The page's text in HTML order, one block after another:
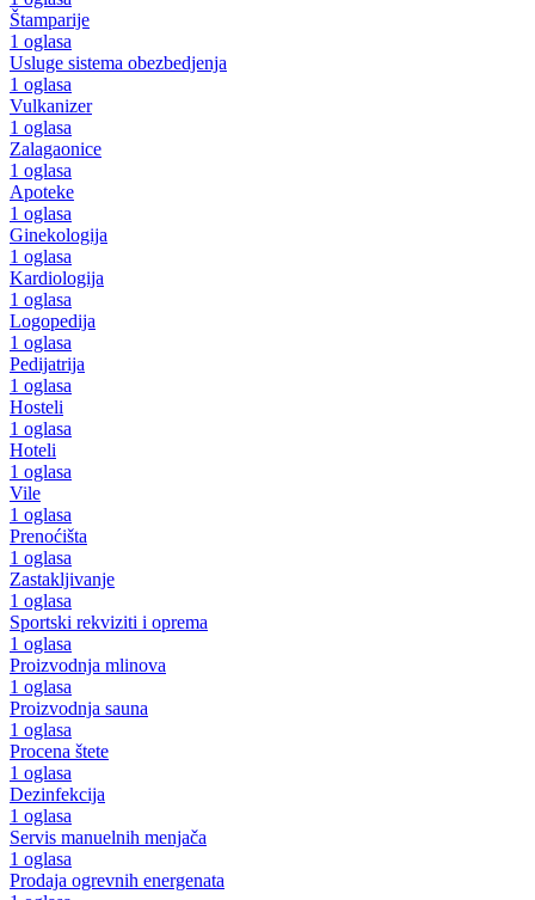
Štamparije
1 oglasa
Usluge sistema obezbedjenja
1 oglasa
Vulkanizer
1 oglasa
Zalagaonice
1 oglasa
Apoteke
1 oglasa
Ginekologija
1 oglasa
Kardiologija
1 oglasa
Logopedija
1 oglasa
Pedijatrija
1 oglasa
Hosteli
1 oglasa
Hoteli
1 oglasa
Vile
1 oglasa
Prenoćišta
1 oglasa
Zastakljivanje
1 oglasa
Sportski rekviziti i oprema
1 oglasa
Proizvodnja mlinova
1 oglasa
Proizvodnja sauna
1 oglasa
Procena štete
1 oglasa
Dezinfekcija
1 oglasa
Servis manuelnih menjača
1 oglasa
Prodaja ogrevnih energenata